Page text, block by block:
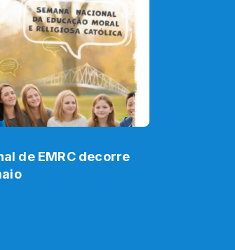
de EMRC decorre